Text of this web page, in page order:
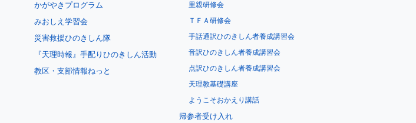
かがやきプログラム
みおしえ学習会
災害救援ひのきしん隊
『天理時報』手配りひのきしん活動
教区・支部情報ねっと
里親研修会
ＴＦＡ研修会
手話通訳ひのきしん者養成講習会
音訳ひのきしん者養成講習会
点訳ひのきしん者養成講習会
天理教基礎講座
ようこそおかえり講話
帰参者受け入れ